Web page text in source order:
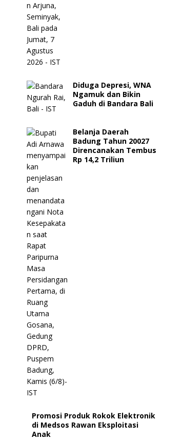
Diduga Depresi, WNA
Ngamuk dan Bikin
Gaduh di Bandara Bali
Belanja Daerah
Badung Tahun 20027
Direncanakan Tembus
Rp 14,2 Triliun
Promosi Produk Rokok Elektronik
di Medsos Rawan Eksploitasi
Anak